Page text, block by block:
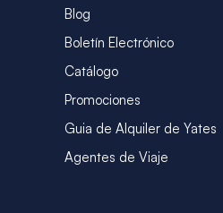
Blog
Boletín Electrónico
Catálogo
Promociones
Guia de Alquiler de Yates
Agentes de Viaje